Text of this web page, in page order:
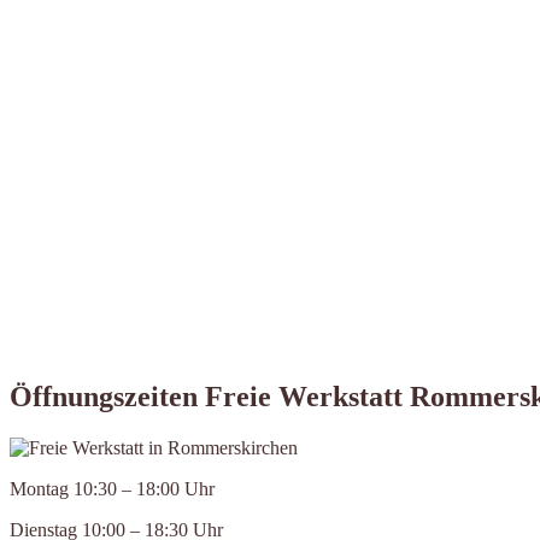
Öffnungszeiten Freie Werkstatt
Montag 10:30 – 18:00 Uhr
Dienstag 10:00 – 18:30 Uhr